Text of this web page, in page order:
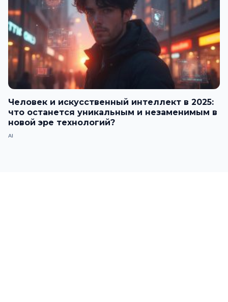
Человек и искусственный интеллект в 2025:
что останется уникальным и незаменимым в
новой эре технологий?
AI